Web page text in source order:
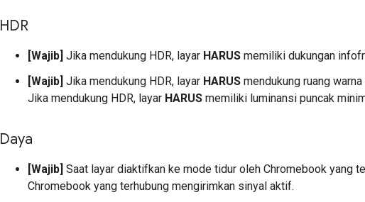
HDR
[Wajib] Jika mendukung HDR, layar HARUS memiliki dukungan
[Wajib] Jika mendukung HDR, layar HARUS mendukung ruang
Jika mendukung HDR, layar HARUS memiliki luminansi puncak
Daya
[Wajib] Saat layar diaktifkan ke mode tidur oleh Chromebook yang
Chromebook yang terhubung mengirimkan sinyal aktif.